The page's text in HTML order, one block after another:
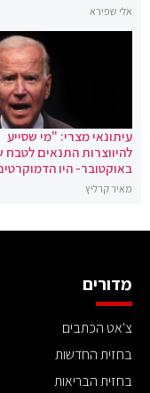
אלי שפירא
עיתונאי מצרי: "מי שסייע
להיווצרות התנאים לטבח
באוקטובר- היו
מאיר קרליץ
מדורים
צ'אט הכתבים
בחזית החדשות
בחזית הבריאות